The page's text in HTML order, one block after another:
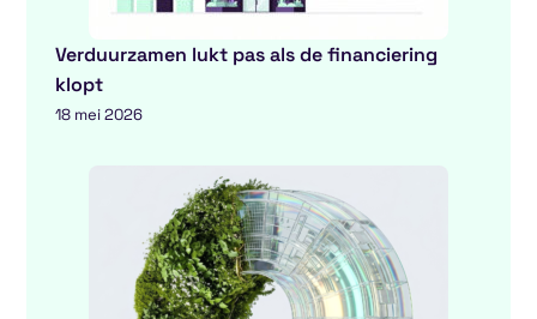
Verduurzamen lukt pas als de financiering
klopt
18 mei 2026